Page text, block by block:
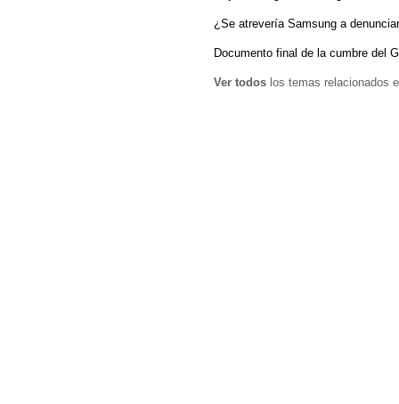
¿Se atrevería Samsung a
Documento final de la cumbre del
Ver todos los temas relacionados